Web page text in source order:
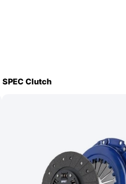
SPEC Clutch